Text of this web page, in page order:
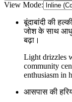
View Mode:
बूंदाबांदी की
जोश के साथ
बढ़ा।
Light drizzles
community
enthusiasm in
आसपास की